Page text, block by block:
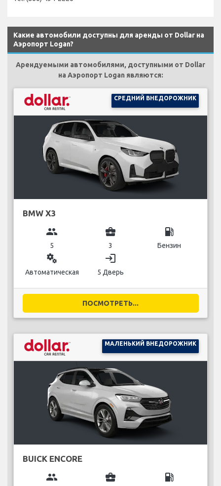
Какие автомобили доступны для аренды от Dollar на
Аэропорт Logan?
Арендуемыми автомобилями, доступными от Dollar
на Аэропорт Logan являются:
СРЕДНИЙ ВНЕДОРОЖНИК
BMW X3
group
5
business_center
3
local_gas_station
Бензин
miscellaneous_services
Автоматическая
login
5 Дверь
ПОСМОТРЕТЬ...
МАЛЕНЬКИЙ ВНЕДОРОЖНИК
BUICK ENCORE
group business_center local_gas_station